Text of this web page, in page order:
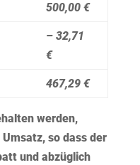
500,00 €
– 32,71
€
467,29 €
werden,
so dass der
und abzüglich